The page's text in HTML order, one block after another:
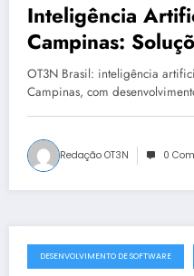
Inteligência
Campinas:
OT3N Brasil –
OT3N Brasil: inteligência
Campinas, com
Redação OT3N 0
julho 19, 2025
DESENVOLVIMENTO DE SOFTWARE